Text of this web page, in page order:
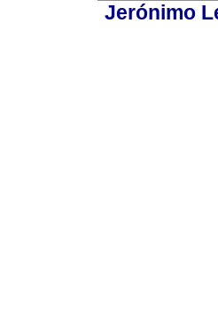
Jerónimo